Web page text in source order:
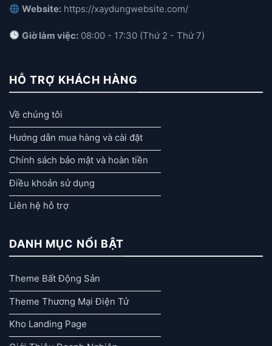
Website: https://xaydungwebsite.com/
Giờ làm việc: 08:00 - 17:30 (Thứ 2 - Thứ 7)
HỖ TRỢ KHÁCH HÀNG
Về chúng tôi
Hướng dẫn mua hàng và cài đặt
Chính sách bảo mật và hoàn tiền
Điều khoản sử dụng
Liên hệ hỗ trợ
DANH MỤC NỔI BẬT
Theme Bất Động Sản
Theme Thương Mại Điện Tử
Kho Landing Page